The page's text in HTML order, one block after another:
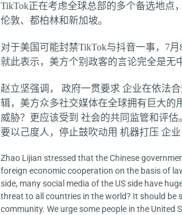
TikTok正在考虑全球总部的多个备选地点
伦敦、都柏林和新加坡。
对于美国可能封禁TikTok与抖音一事，7
就此表示，美方个别政客的言论完全是无
赵立坚强调， 政府一贯要求 企业在依法
辑，美方众多社交媒体在全球拥有巨大的
威胁？更应该受到 社会的共同监管和评
要以己度人，停止鼓吹动用 机器打压 企
Zhao Lijian stressed that the Chinese
foreign economic cooperation on the basis of
side, many social media of the US side have
threat to all countries in the world? It should be
community. We urge some people in the